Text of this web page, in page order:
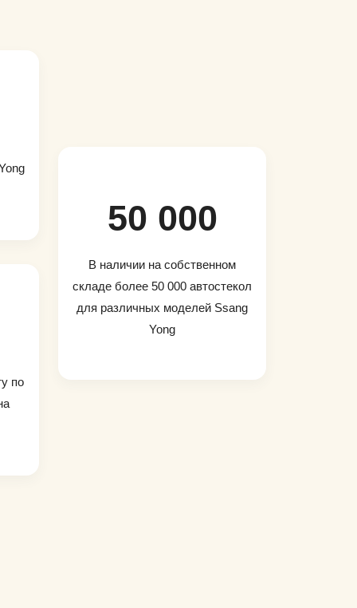
по
50 000
В наличии на собственном
складе более 50 000 автостекол
для различных моделей Ssang
Yong